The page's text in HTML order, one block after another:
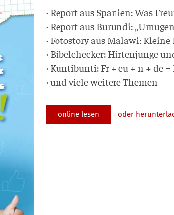
· Report aus Spa­ni­en: Was
· Report aus Burun­di:
· Foto­sto­ry aus Mala­wi: Klei­ne
· Bibel­ch­e­cker: Hir­ten­jun­ge
· Kun­tibun­ti: Fr + eu + n + de =
· und vie­le wei­te­re Themen
online lesen oder